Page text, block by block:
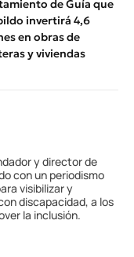
de Guía que
invertirá 4,6
en obras de
y viviendas
y director de
con un periodismo
visibilizar y
discapacidad, a los
la inclusión.